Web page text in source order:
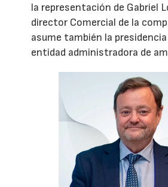
la representación de Gabriel
director Comercial de la
asume también la presidencia
entidad administradora de